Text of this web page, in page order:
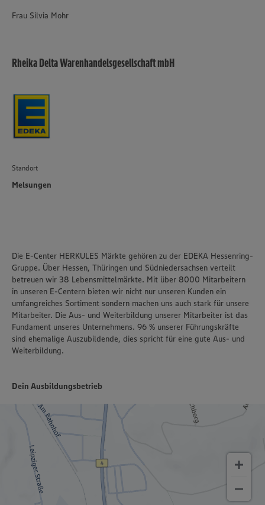
Frau Silvia Mohr
Rheika Delta Warenhandelsgesellschaft mbH
Standort
Melsungen
Die E-Center HERKULES Märkte gehören zu der EDEKA Hessenring-
Gruppe. Über Hessen, Thüringen und Südniedersachsen verteilt
betreuen wir 38 Lebensmittelmärkte. Mit über 8000 Mitarbeitern
in unseren E-Centern bieten wir nicht nur unseren Kunden ein
umfangreiches Sortiment sondern machen uns auch stark für unsere
Mitarbeiter. Die Aus- und Weiterbildung unserer Mitarbeiter ist das
Fundament unseres Unternehmens. 96 % unserer Führungskräfte
sind ehemalige Auszubildende, dies spricht für eine gute Aus- und
Weiterbildung.
Dein Ausbildungsbetrieb